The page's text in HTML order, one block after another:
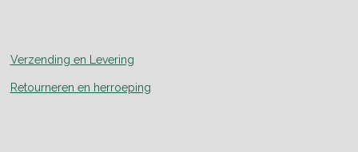
Verzending en Levering
Retourneren en herroeping